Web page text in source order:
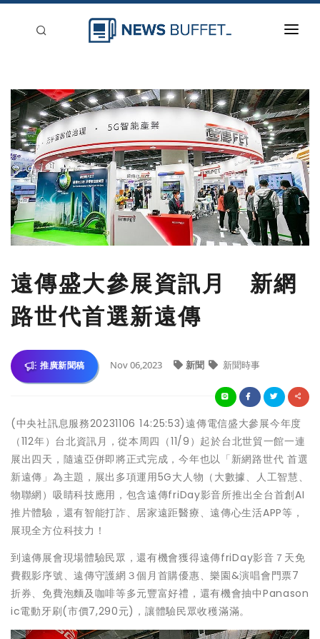
新聞稿分類
登入
刊登
遠傳盛大參展資訊月 新網
路世代首選新遠傳
推廣新聞稿 Nov 06,2023 新聞 新聞時事
(中央社訊息服務20231106 14:25:53)遠傳電信盛大參展今年度
（112年）台北資訊月，從本周四（11/9）起於台北世貿一館一連
展出四天，隨遠亞併即將正式完成，今年也以「新網路世代 首選
新遠傳」為主題，展出多項運用5G大人物（大數據、人工智慧、
物聯網）吸睛科技應用，包含遠傳friDay影音所推出全台首創AI
推片體驗，還有智能打詐、居家遠距醫療、遠傳心生活APP等，
展現全方位科技力！
到遠傳展會現場體驗民眾，還有機會獲得遠傳friDay影音７天免
費觀影序號、遠傳守護網３個月首購優惠、樂園&演唱會門票7
折券、免費泡麵及咖啡等多元豐富好禮，還有機會抽中Panason
ic電動牙刷(市價7,290元)，讓體驗民眾收穫滿滿。